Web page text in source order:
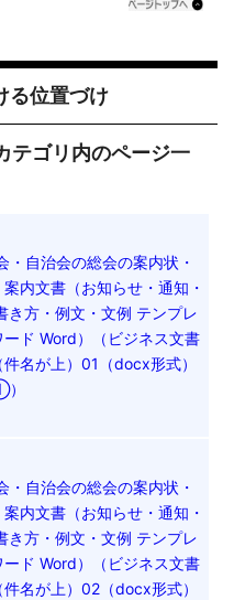
る位置づけ
テゴリ内のページ一
・自治会の総会の案内状・
内文書（お知らせ・通知・
き方・例文・文例 テンプレ
ード Word）（ビジネス文書
名が上）01（docx形式）
・自治会の総会の案内状・
内文書（お知らせ・通知・
き方・例文・文例 テンプレ
ード Word）（ビジネス文書
名が上）02（docx形式）